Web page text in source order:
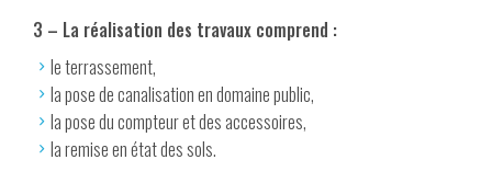
3 – La réalisation des travaux comprend :
le terrassement,
la pose de canalisation en domaine public,
la pose du compteur et des accessoires,
la remise en état des sols.